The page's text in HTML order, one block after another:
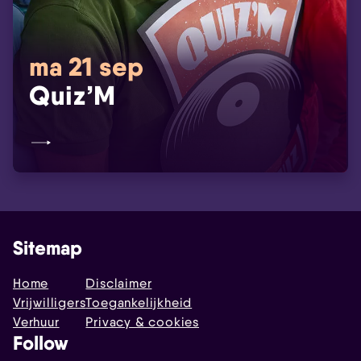
ma 21 sep
Quiz’M
Sitemap
Home
Vrijwilligers
Verhuur
Disclaimer
Toegankelijkheid
Privacy & cookies
Follow